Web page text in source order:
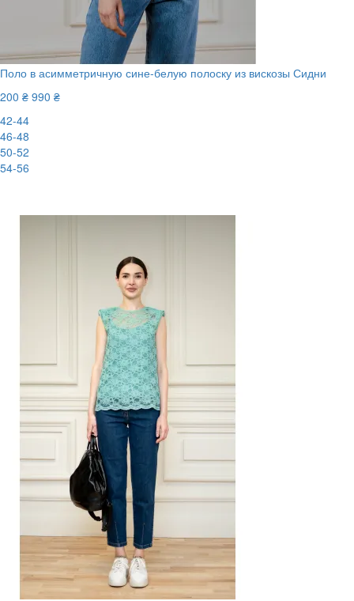
Поло в асимметричную сине-белую полоску из вискозы Сидни
200 ₴ 990 ₴
42-44
46-48
50-52
54-56